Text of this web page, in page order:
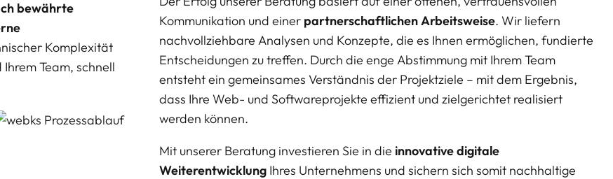
bewährte
Komplexität
Team, schnell
Kommunikation und einer partnerschaftlichen Arbeitsweise. Wir liefern
nachvollziehbare Analysen und Konzepte, die es Ihnen ermöglichen, fundierte
Entscheidungen zu treffen. Durch die enge Abstimmung mit Ihrem Team
entsteht ein gemeinsames Verständnis der Projektziele – mit dem Ergebnis,
dass Ihre Web- und Softwareprojekte effizient und zielgerichtet realisiert
werden können.
Mit unserer Beratung investieren Sie in die innovative digitale
Weiterentwicklung Ihres Unternehmens und sichern sich somit nachhaltige